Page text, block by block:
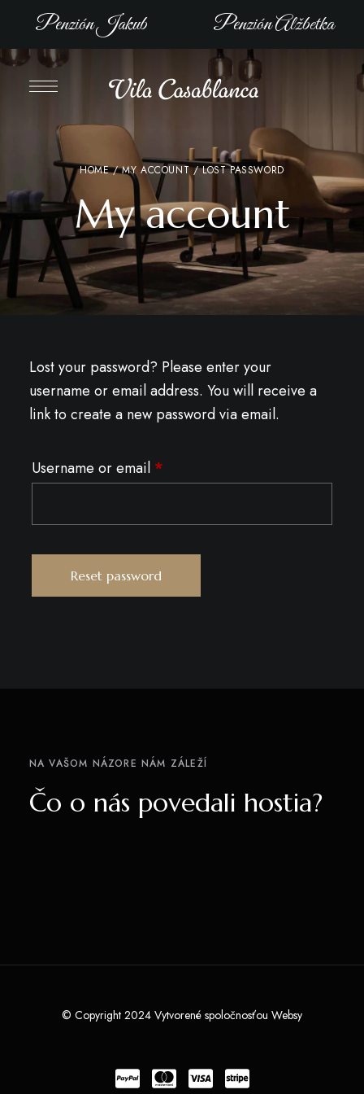
Penzión Jakub Penzión Alžbetka
HOME/MY ACCOUNT/ LOST PASSWORD
My account
Lost your password? Please enter your
username or email address. You will receive a
link to create a new password via email.
Username or email *
Reset password
NA VAŠOM NÁZORE NÁM ZÁLEŽÍ
Čo o nás povedali hostia?
© Copyright 2024 Vytvorené spoločnosťou Websy